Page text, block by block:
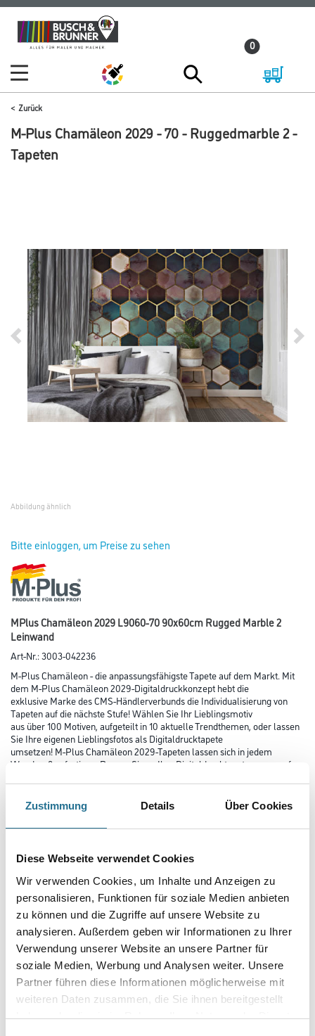
Zustimmung Details Über Cookies
Diese Webseite verwendet Cookies
Wir verwenden Cookies, um Inhalte und Anzeigen zu
personalisieren, Funktionen für soziale Medien anbieten
zu können und die Zugriffe auf unsere Website zu
analysieren. Außerdem geben wir Informationen zu Ihrer
Verwendung unserer Website an unsere Partner für
soziale Medien, Werbung und Analysen weiter. Unsere
Partner führen diese Informationen möglicherweise mit
weiteren Daten zusammen, die Sie ihnen bereitgestellt
haben oder die sie im Rahmen Ihrer Nutzung der Dienste
Zum
Inhalt
Zum
Navigationsmenü
0
Zurück
M-Plus Chamäleon 2029 - 70 - Ruggedmarble 2 -
Tapeten
Abbildung ähnlich
Bitte einloggen, um Preise zu sehen
MPlus Chamäleon 2029 L9060-70 90x60cm Rugged Marble 2
Leinwand
Art-Nr.:3003-042236
M-Plus Chamäleon - die anpassungsfähigste Tapete auf dem Markt. Mit
dem M-Plus Chamäleon 2029-Digitaldruckkonzept hebt die
exklusive Marke des CMS-Händlerverbunds die Individualisierung von
Tapeten auf die nächste Stufe! Wählen Sie Ihr Lieblingsmotiv
aus über 100 Motiven, aufgeteilt in 10 aktuelle Trendthemen, oder lassen
Sie Ihre eigenen Lieblingsfotos als Digitaldrucktapete
umsetzen! M-Plus Chamäleon 2029-Tapeten lassen sich in jedem
Wandmaß anfertigen. Passen Sie so Ihre Digitaldrucktapete genau auf
Farbtonbezeichnung
Länge in centimeter
Breite in centimeter
Gebinde